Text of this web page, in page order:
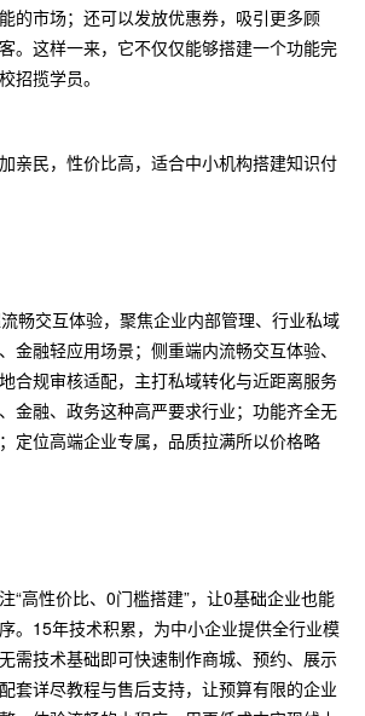
的市场；还可以发放优惠券，吸引更多顾
。这样一来，它不仅仅能够搭建一个功能完
招揽学员。
亲民，性价比高，适合中小机构搭建知识付
畅交互体验，聚焦企业内部管理、行业私域
金融轻应用场景；侧重端内流畅交互体验、
合规审核适配，主打私域转化与近距离服务
金融、政务这种高严要求行业；功能齐全无
定位高端企业专属，品质拉满所以价格略
“高性价比、0门槛搭建”，让0基础企业也能
。15年技术积累，为中小企业提供全行业模
需技术基础即可快速制作商城、预约、展示
套详尽教程与售后支持，让预算有限的企业